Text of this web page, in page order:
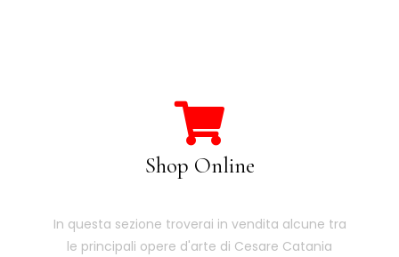
Shop Online
In questa sezione troverai in vendita alcune tra
le principali opere d'arte di Cesare Catania